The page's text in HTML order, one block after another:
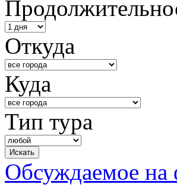
Откуда
Куда
Тип тура
Обсуждаемое на